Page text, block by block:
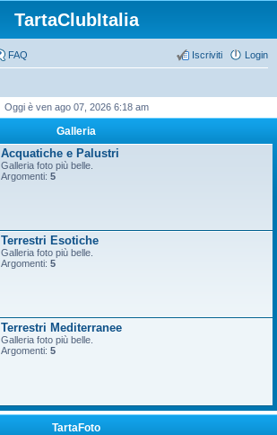
TartaClubItalia
FAQ Login
Iscriviti
Oggi è ven ago 07, 2026 6:18 am
Galleria
Acquatiche e Palustri
Galleria foto più belle.
Argomenti: 5
Terrestri Esotiche
Galleria foto più belle.
Argomenti: 5
Terrestri Mediterranee
Galleria foto più belle.
Argomenti: 5
TartaFoto